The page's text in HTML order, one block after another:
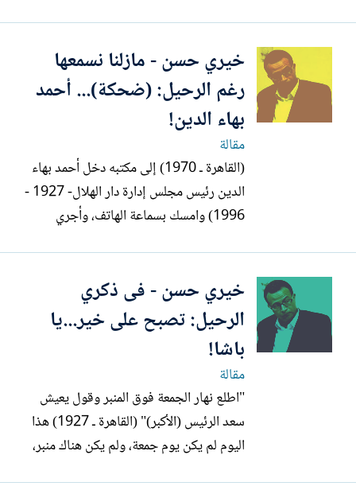
كنت أقف بجوار بيته. الساعة الآن بعد الرابعة
بقليل، في عصر يوم خريفي منعش، حيث
أقف بجوار سيارة تاكسي في...
خيري حسن - مازلنا نسمعها
رغم الرحيل: (ضحكة)... أحمد
بهاء الدين!
مقالة
(القاهرة ـ 1970) إلى مكتبه دخل أحمد بهاء
الدين رئيس مجلس إدارة دار الهلال- 1927 -
1996) وامسك بسماعة الهاتف، وأجري
دخول أحد أفراد سكرتارية مكتبه. ـ خير - خير
يا فندم! - الأستاذة " سكينة السادات" تريد
الدخول لحضرتك؟...
خيري حسن - فى ذكري
الرحيل: تصبح على خير...يا
باشا!
مقالة
"اطلع نهار الجمعة فوق المنبر وقول يعيش
سعد الرئيس (الأكبر)" (القاهرة ـ 1927) هذا
اليوم لم يكن يوم جمعة، ولم يكن هناك منبر،